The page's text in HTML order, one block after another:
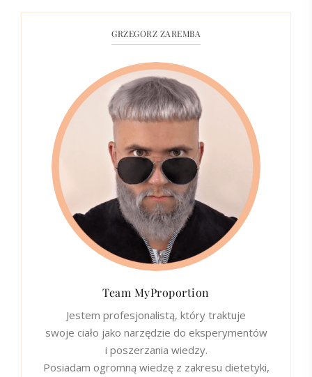
GRZEGORZ ZAREMBA
Team MyProportion
Jestem profesjonalistą, który traktuje
swoje ciało jako narzędzie do eksperymentów
i poszerzania wiedzy.
Posiadam ogromną wiedzę z zakresu dietetyki,